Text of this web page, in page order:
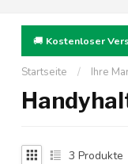
🚚 Kostenloser
Startseite / Ihre
3 Produkte